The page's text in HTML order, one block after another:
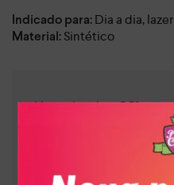
Indicado para: Dia a dia, lazer
Material: Sintético
: 5,50 cm
MC631-00002
País de origem: